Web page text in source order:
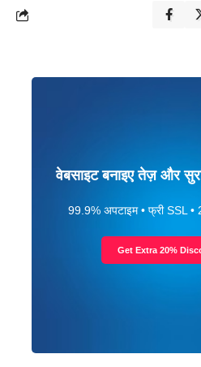
वेबसाइट बनाइए तेज़ और
99.9% अपटाइम • फ्री SSL •
Get Extra 20%